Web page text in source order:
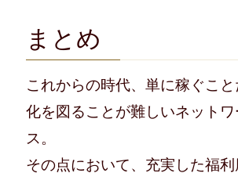
まとめ
これからの時代、単に稼ぐこと
化を図ることが難しいネット
ス。
その点において、充実した福